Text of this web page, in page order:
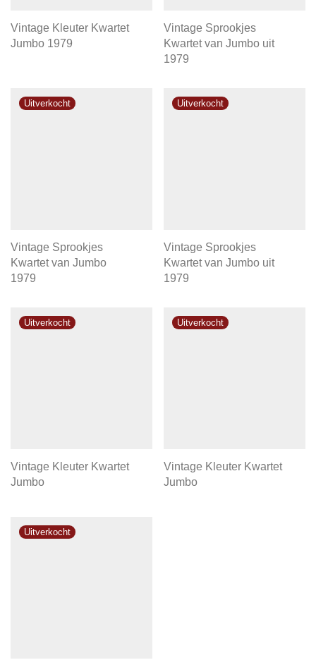
Vintage Kleuter Kwartet
Jumbo 1979
Vintage Sprookjes
Kwartet van Jumbo uit
1979
Vintage Sprookjes
Kwartet van Jumbo
1979
Vintage Sprookjes
Kwartet van Jumbo uit
1979
Vintage Kleuter Kwartet
Jumbo
Vintage Kleuter Kwartet
Jumbo